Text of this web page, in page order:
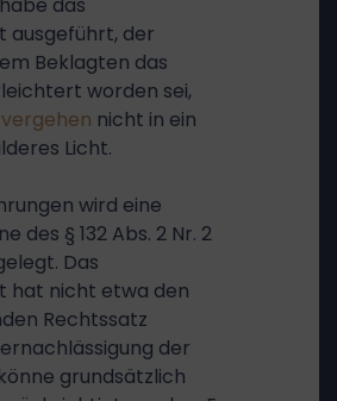
ausgeführt, der
Beklagten das
worden sei,
nicht in ein
Licht.
wird eine
des § 132 Abs. 2 Nr. 2
Das
hat nicht etwa den
Rechtssatz
der
grundsätzlich